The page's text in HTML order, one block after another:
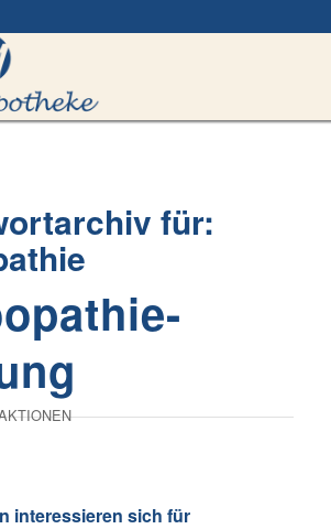
für:
interessieren sich für